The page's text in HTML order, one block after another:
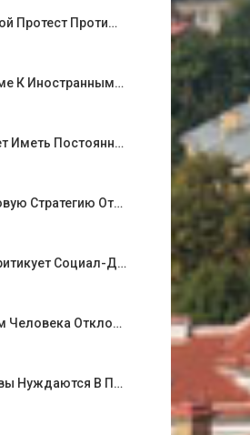
Протест Проти…
К Иностранным…
Иметь Постоянн…
Стратегию От…
Социал-Д…
Человека Откло…
Нуждаются В П…